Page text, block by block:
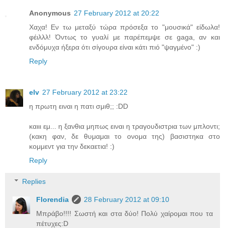
Anonymous 27 February 2012 at 20:22
Χαχα! Εν τω μεταξύ τώρα πρόσεξα το "μουσικά" είδωλα!
φέιλλλ! Όντως το γυαλί με παρέπεμψε σε gaga, αν και
ενδόμυχα ήξερα ότι σίγουρα είναι κάτι πιό "ψαγμένο" :)
Reply
elv 27 February 2012 at 23:22
η πρωτη ειναι η πατι σμιθ;; :DD
καιιι εμ... η ξανθια μηπως ειναι η τραγουδιστρια των μπλοντι;
(κακη φαν, δε θυμαμαι το ονομα της) βασιστηκα στο
κομμεντ για την δεκαετια! :)
Reply
Replies
Florendia
28 February 2012 at 09:10
Μπράβο!!!! Σωστή και στα δύο! Πολύ χαίρομαι που τα
πέτυχες:D